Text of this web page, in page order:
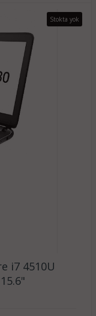
Stokta yok
i7 4510U